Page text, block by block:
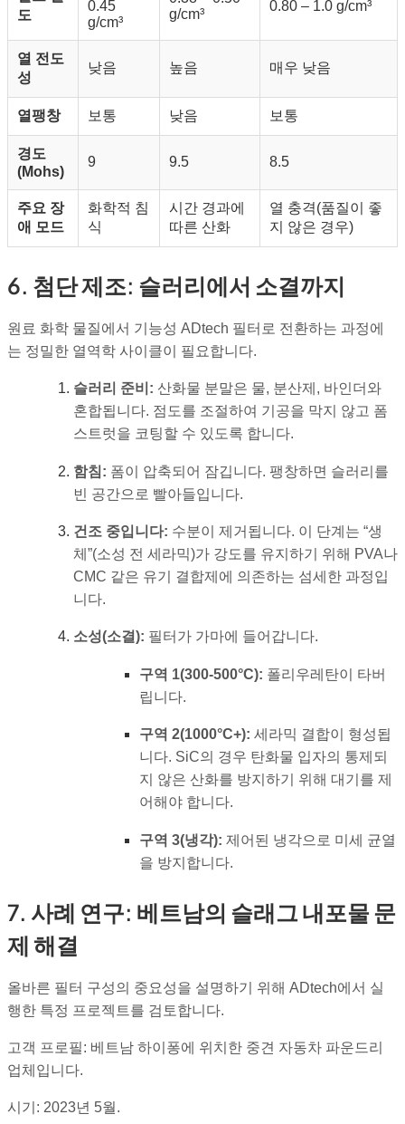
도
0.45
g/cm³
g/cm³
0.80 – 1.0 g/cm³
열 전도
성
낮음 높음 매우 낮음
열팽창 보통 낮음 보통
경도
(Mohs)
9 9.5 8.5
주요 장
애 모드
화학적 침
식
시간 경과에
따른 산화
열 충격(품질이 좋
지 않은 경우)
6. 첨단 제조: 슬러리에서 소결까지
원료 화학 물질에서 기능성 ADtech 필터로 전환하는 과정에
는 정밀한 열역학 사이클이 필요합니다.
슬러리 준비: 산화물 분말은 물, 분산제, 바인더와
혼합됩니다. 점도를 조절하여 기공을 막지 않고 폼
스트럿을 코팅할 수 있도록 합니다.
함침: 폼이 압축되어 잠깁니다. 팽창하면 슬러리를
빈 공간으로 빨아들입니다.
건조 중입니다: 수분이 제거됩니다. 이 단계는 “생
체”(소성 전 세라믹)가 강도를 유지하기 위해 PVA나
CMC 같은 유기 결합제에 의존하는 섬세한 과정입
니다.
소성(소결): 필터가 가마에 들어갑니다.
구역 1(300-500°C): 폴리우레탄이 타버
립니다.
구역 2(1000°C+): 세라믹 결합이 형성됩
니다. SiC의 경우 탄화물 입자의 통제되
지 않은 산화를 방지하기 위해 대기를 제
어해야 합니다.
구역 3(냉각): 제어된 냉각으로 미세 균열
을 방지합니다.
7. 사례 연구: 베트남의 슬래그 내포물 문
제 해결
올바른 필터 구성의 중요성을 설명하기 위해 ADtech에서 실
행한 특정 프로젝트를 검토합니다.
고객 프로필: 베트남 하이퐁에 위치한 중견 자동차 파운드리
업체입니다.
시기: 2023년 5월.